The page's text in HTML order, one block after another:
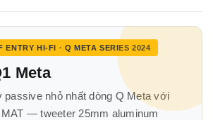
ENTRY HI-FI · Q META SERIES 2024
Meta
passive nhỏ nhất dòng Q Meta với
— tweeter 25mm aluminum